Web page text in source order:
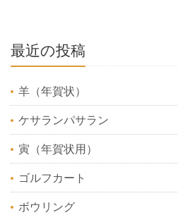
最近の投稿
羊（年賀状）
ケサランパサラン
寅（年賀状用）
ゴルフカート
ボウリング